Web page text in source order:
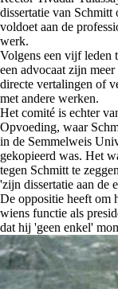
dissertatie van
voldoet aan de
werk.
Volgens een vijf leden
een advocaat zijn
directe vertalingen of
met andere werken.
Het comité is echter
Opvoeding, waar
in de Semmelweis
gekopieerd was. Het
tegen Schmitt te
'zijn dissertatie aan de
De oppositie heeft om
wiens functie als
dat hij 'geen enkel'